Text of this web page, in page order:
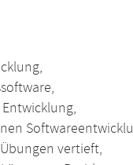
vertieft,